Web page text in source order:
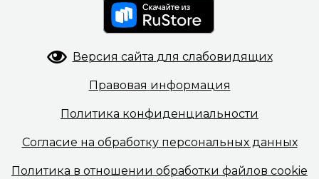
Версия сайта для слабовидящих
Правовая информация
Политика конфиденциальности
Согласие на обработку персональных данных
Политика в отношении обработки файлов cookie